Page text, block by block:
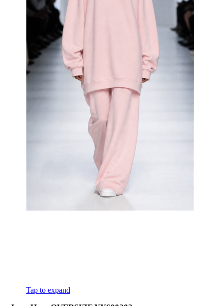
Tap to expand